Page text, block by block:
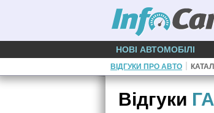
НОВІ АВТОМОБІЛІ
ВІДГУКИ ПРО АВТО |
Відгуки